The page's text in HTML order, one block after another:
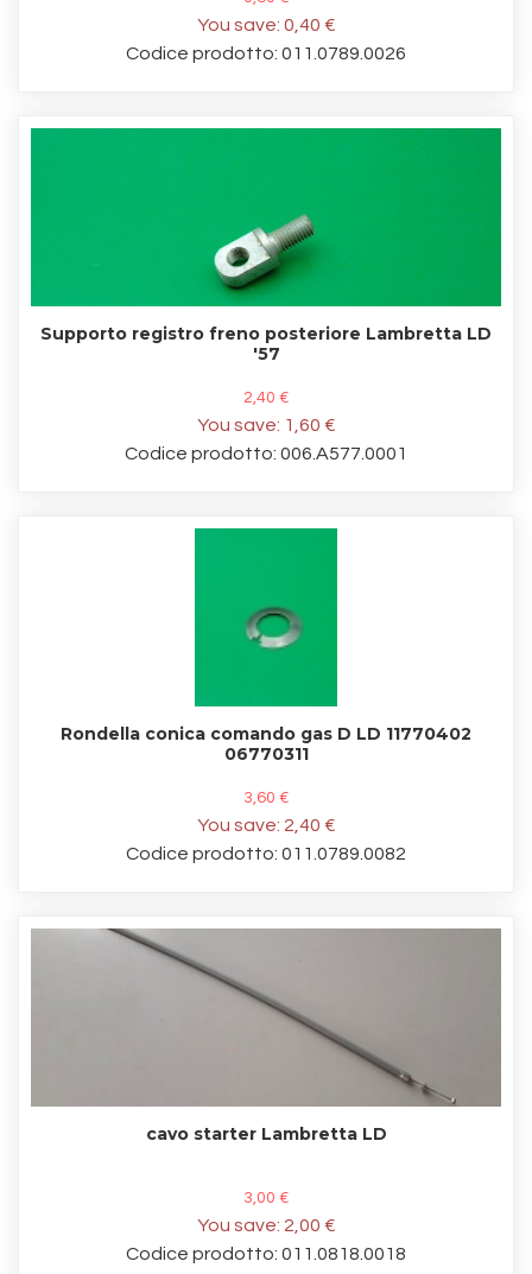
You save: 0,40 €
Codice prodotto: 011.0789.0026
Supporto registro freno posteriore Lambretta LD
'57
2,40 €
You save: 1,60 €
Codice prodotto: 006.A577.0001
Rondella conica comando gas D LD 11770402
06770311
3,60 €
You save: 2,40 €
Codice prodotto: 011.0789.0082
cavo starter Lambretta LD
3,00 €
You save: 2,00 €
Codice prodotto: 011.0818.0018